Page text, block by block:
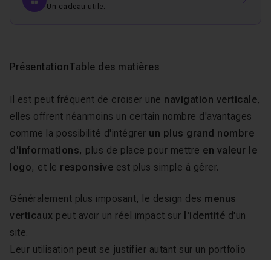
Un cadeau utile.
PrésentationTable des matières
Il est peut fréquent de croiser une navigation verticale,
elles offrent néanmoins un certain nombre d'avantages
comme la possibilité d'intégrer un plus grand nombre
d'informations, plus de place pour mettre en valeur le
logo, et le responsive est plus simple à gérer.
Généralement plus imposant, le design des menus
verticaux peut avoir un réel impact sur l'identité d'un
site.
Leur utilisation peut se justifier autant sur un portfolio